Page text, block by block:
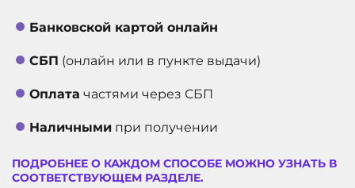
Банковской картой онлайн
СБП (онлайн или в пункте выдачи)
Оплата частями через СБП
Наличными при получении
ПОДРОБНЕЕ О КАЖДОМ СПОСОБЕ МОЖНО УЗНАТЬ В
СООТВЕТСТВУЮЩЕМ РАЗДЕЛЕ.